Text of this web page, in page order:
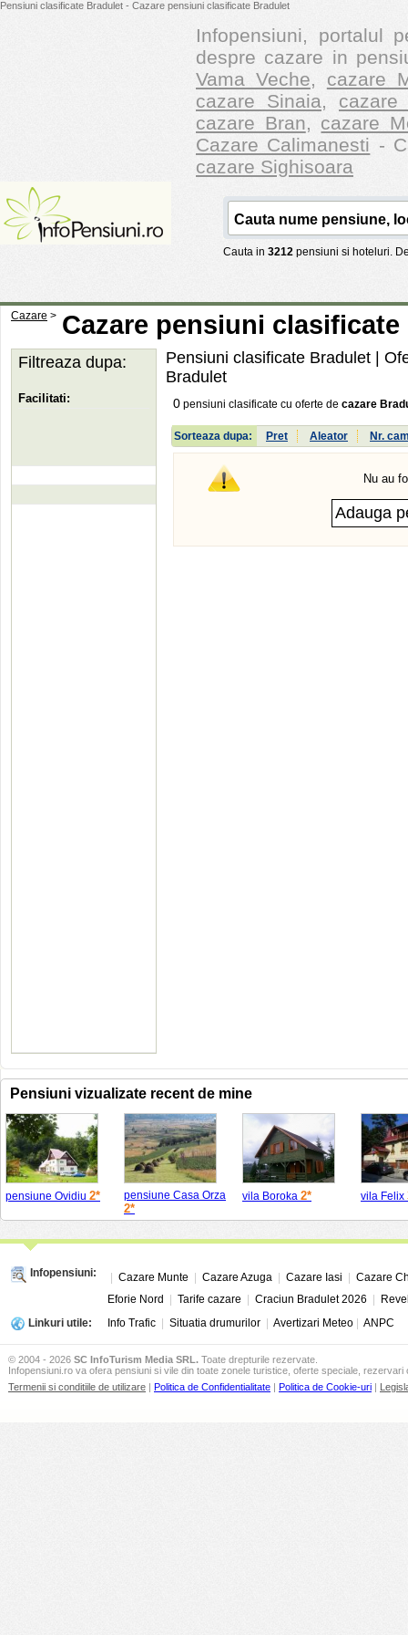
Pensiuni clasificate Bradulet - Cazare pensiuni clasificate Bradulet
Infopensiuni, portalul
despre cazare in
Vama Veche, cazare
cazare Sinaia, cazare
cazare Bran, cazare
Cazare Calimanesti -
cazare Sighisoara
Cauta in 3212 pensiuni si hoteluri.
Cazare > Cazare pensiuni
Pensiuni clasificate Bradulet |
Bradulet
0 pensiuni clasificate cu oferte de cazare
Sorteaza dupa: Pret Aleator Nr.
Nu au
Filtreaza dupa:
Facilitati:
Pensiuni vizualizate recent de mine
pensiune Ovidiu 2* pensiune Casa Orza
2*
vila Boroka 2* vila Felix
Infopensiuni: Cazare Munte Cazare Azuga Cazare Iasi
Cazare
Eforie Nord
Tarife cazare Craciun Bradulet 2026
Linkuri utile:
Info Trafic Situatia drumurilor Avertizari Meteo ANPC
© 2004 - 2026 SC InfoTurism Media SRL. Toate drepturile rezervate.
Infopensiuni.ro va ofera pensiuni si vile din toate zonele turistice, oferte speciale, rezervari
Termenii si conditiile de utilizare | Politica de Confidentialitate | Politica de Cookie-uri |